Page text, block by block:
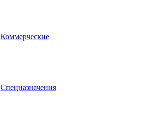
Коммерческие
Спецназначения